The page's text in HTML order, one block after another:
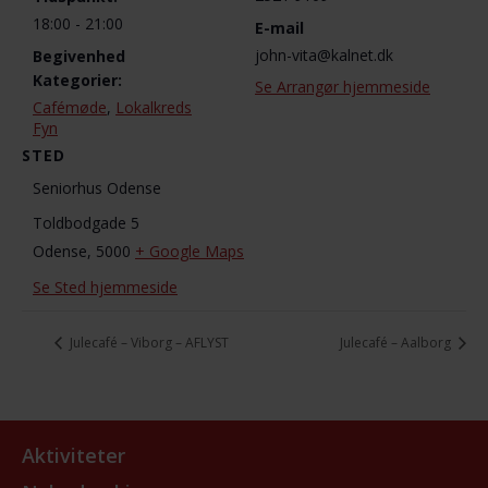
18:00 - 21:00
Begivenhed
Kategorier:
Cafémøde, Lokalkreds
Fyn
STED
Seniorhus Odense
Toldbodgade 5
Odense, 5000 + Google Maps
Se Sted hjemmeside
E-mail
john-vita@kalnet.dk
Se Arrangør hjemmeside
Julecafé – Viborg – AFLYST Julecafé – Aalborg
Aktiviteter